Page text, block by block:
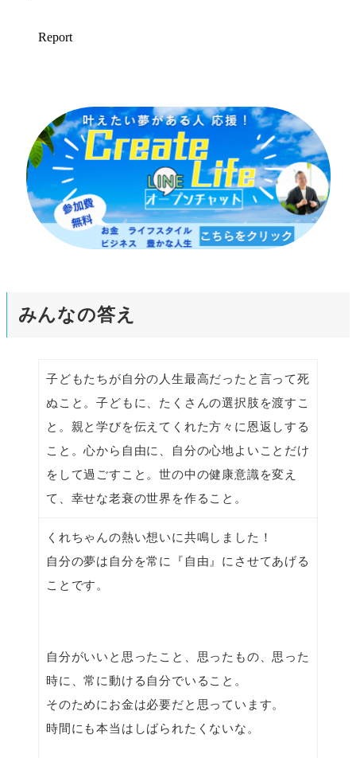
みんなの答え
子どもたちが自分の人生最高だったと言って死
ぬこと。子どもに、たくさんの選択肢を渡すこ
と。親と学びを伝えてくれた方々に恩返しする
こと。心から自由に、自分の心地よいことだけ
をして過ごすこと。世の中の健康意識を変え
て、幸せな老衰の世界を作ること。
くれちゃんの熱い想いに共鳴しました！
自分の夢は自分を常に『自由』にさせてあげる
ことです。
自分がいいと思ったこと、思ったもの、思った
時に、常に動ける自分でいること。
そのためにお金は必要だと思っています。
時間にも本当はしばられたくないな。